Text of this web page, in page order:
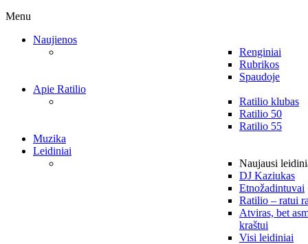
Menu
Naujienos
Renginiai
Rubrikos
Spaudoje
Apie Ratilio
Ratilio klubas
Ratilio 50
Ratilio 55
Muzika
Leidiniai
Naujausi
DJ Kaziukas
Etnožadintuvai
Ratilio – ratui
Atviras, bet
kraštui
Visi leidiniai